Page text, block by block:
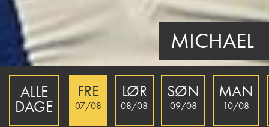
MICHAEL
ALLE
DAGE
FRE
07/08
LØR
08/08
SØN
09/08
MAN
10/08